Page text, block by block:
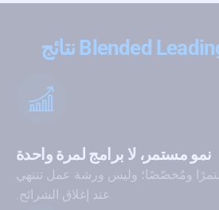
نمو مستمر، لا برامج لمرة واحدة
ومُخصّصًا؛ وليس ورشة عمل تنتهي
عند إغلاق الشرائح.